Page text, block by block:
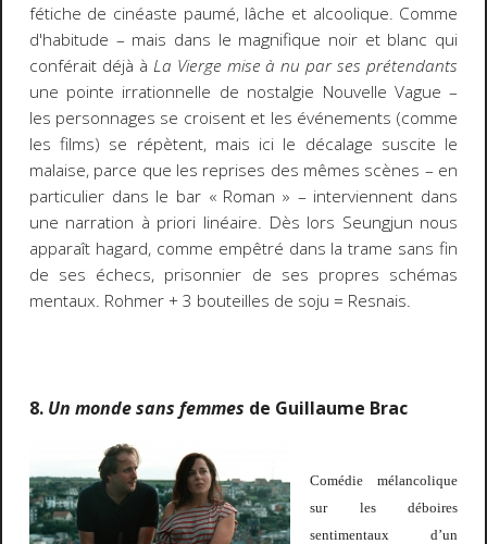
fétiche de cinéaste paumé, lâche et alcoolique. Comme
d'habitude – mais dans le magnifique noir et blanc qui
conférait déjà à La Vierge mise à nu par ses prétendants
une pointe irrationnelle de nostalgie Nouvelle Vague –
les personnages se croisent et les événements (comme
les films) se répètent, mais ici le décalage suscite le
malaise, parce que les reprises des mêmes scènes – en
particulier dans le bar « Roman » – interviennent dans
une narration à priori linéaire. Dès lors Seungjun nous
apparaît hagard, comme empêtré dans la trame sans fin
de ses échecs, prisonnier de ses propres schémas
mentaux. Rohmer + 3 bouteilles de soju = Resnais.
8. Un monde sans femmes de Guillaume Brac
Comédie mélancolique
sur les déboires
sentimentaux d’un